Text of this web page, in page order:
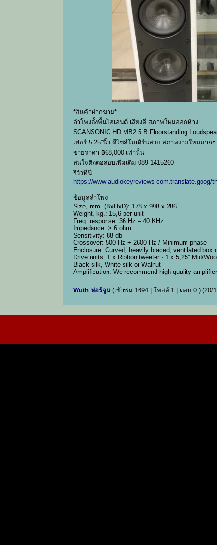
*สินค้าฝากขาย*
ลำโพงตั้งพื้นไฮเอนด์ เสียงดี สภาพใหม่ออกห้าง
SCANSONIC HD MB2.5 B Floorstanding
เฟอร์ 5.25”นิ้ว ดีไซส์โมเดิร์นสวย สภาพงามใหม่มาก
ขายราคา ฿68,000 เท่านั้น
สนใจติดต่อสอบเพิ่มเติม 089-1415260
รีวิวที่นี่
https://www-audiokeyreviews-
ข้อมูลลำโพง
Size, mm. (BxHxD): 178 x 998 x 286
Weight, kg.: 15,6 per unit
Freq. response: 36 Hz – 40 KHz
Impedance: > 6 ohm
Sensitivity: 88 db
Crossover: 500 Hz + 2600 Hz / Minimum phase
Enclosure: Curved, heavily braced, ventilated
Drive units: 1 x Ribbon tweeter · 1 x 5,25” Mid/
Black-silk, White-silk or Walnut
Amplification: We recommend high quality
Wuth ฟอร์จูน (เข้าชม 1694 | โพสต์ 1 | ตอบ 0 ) (20/